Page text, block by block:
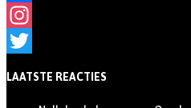
Facebook
Instagram
LAATSTE REACTIES